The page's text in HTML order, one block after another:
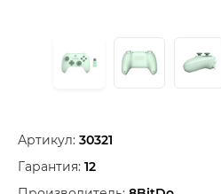
Артикул: 30321
Гарантия: 12